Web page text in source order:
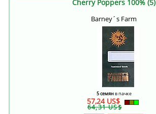
Cherry Poppers 100% (5)
Barney´s Farm
5 семянв пачке
57,24 US$
64,31 US$